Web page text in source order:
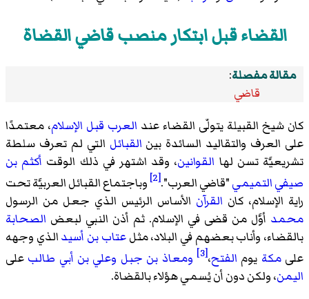
القضاء قبل ابتكار منصب قاضي القضاة
مقالة مفصلة:
قاضي
كان شيخ القبيلة يتولّى القضاء عند العرب قبل الإسلام، معتمدًا
على العرف والتقاليد السائدة بين القبائل التي لم تعرف سلطة
تشريعيَّة تسن لها القوانين، وقد اشتهر في ذلك الوقت أكثم بن
صيفي التميمي"قاضي العرب".[2]
وباجتماع القبائل العربيَّة تحت
راية الإسلام، كان القرآن الأساس الرئيس الذي جعل من الرسول
محمد أوَّل من قضى في الإسلام. ثم أذن النبي لبعض الصحابة
بالقضاء، وأناب بعضهم في البلاد، مثلعتاب بن أسيدالذي وجهه
علىمكة يوم الفتح،[3] ومعاذ بن جبل وعلي بن أبي طالب على
اليمن، ولكن دون أن يُسمي هؤلاء بالقضاة.